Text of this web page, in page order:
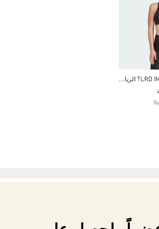
ح
مالة الصدر TLRD IMPACT الرياضية بدعم عالٍ
Price To